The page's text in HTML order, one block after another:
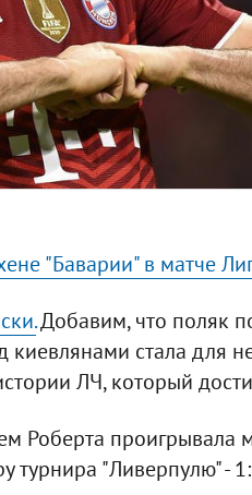
"Баварии" в матче
Добавим, что поляк
стала для
ЛЧ, который
Роберта
турнира "Ливерпулю" -